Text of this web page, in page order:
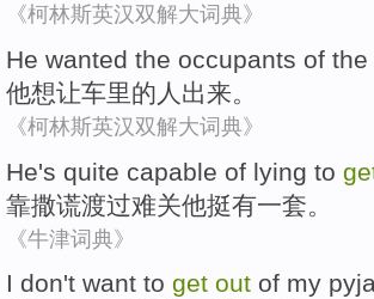
《柯林斯英汉双解大词典》
He wanted the occupants of the
他想让车里的 人 出来。
《柯林斯英汉双解大词典》
He's quite capable of lying to
靠撒谎渡过难关他挺有一套 。
《牛津词典》
I don't want to get out of my